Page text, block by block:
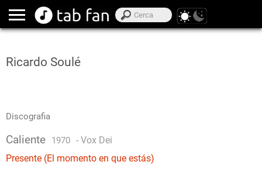
Ricardo Soulé
Discografia
Caliente 1970 - Vox Dei
Presente (El momento en que estás)